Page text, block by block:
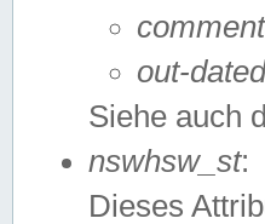
out-dated
Siehe auch
nswhsw_st:
Dieses